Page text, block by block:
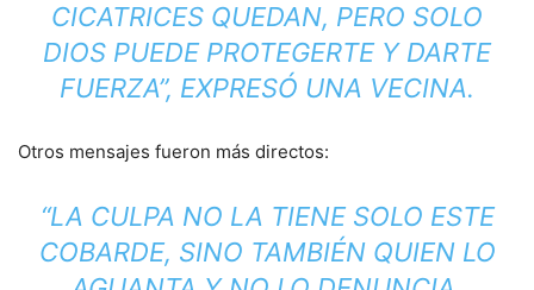
CICATRICES QUEDAN, PERO SOLO
DIOS PUEDE PROTEGERTE Y DARTE
FUERZA”, EXPRESÓ UNA VECINA.
Otros mensajes fueron más directos:
“LA CULPA NO LA TIENE SOLO ESTE
COBARDE, SINO TAMBIÉN QUIEN LO